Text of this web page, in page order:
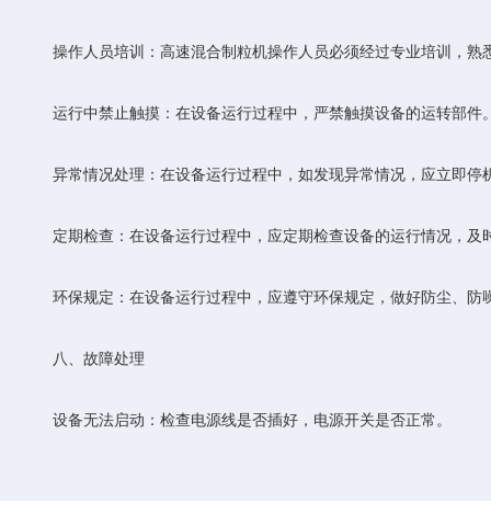
操作人员培训‌：高速混合制粒机操作人员必须经过专业培训，熟
运行中禁止触摸‌：在设备运行过程中，严禁触摸设备的运转部件
异常情况处理‌：在设备运行过程中，如发现异常情况，应立即停
定期检查‌：在设备运行过程中，应定期检查设备的运行情况，及
环保规定‌：在设备运行过程中，应遵守环保规定，做好防尘、防
八、故障处理
‌设备无法启动‌：检查电源线是否插好，电源开关是否正常。